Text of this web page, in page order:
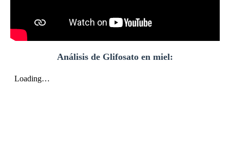
Análisis de Glifosato en miel: